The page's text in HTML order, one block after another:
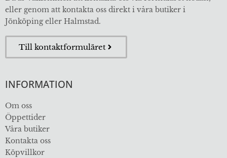
eller genom att kontakta oss direkt i våra butiker i
Jönköping eller Halmstad.
Till kontaktformuläret
INFORMATION
Om oss
Öppettider
Våra butiker
Kontakta oss
Köpvillkor